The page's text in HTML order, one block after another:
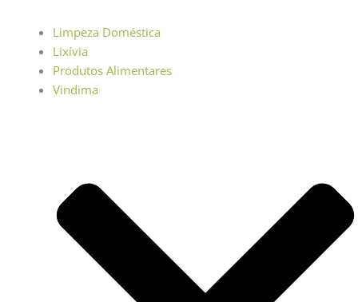
Limpeza Doméstica
Lixívia
Produtos Alimentares
Vindima